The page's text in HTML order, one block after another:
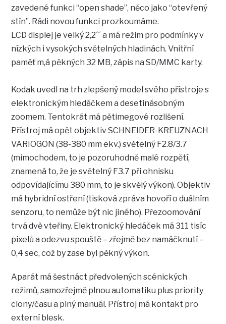
zavedené funkci “open shade”, něco jako “otevřený
stín”. Rádi novou funkci prozkoumáme.
LCD displej je velký 2,2´´ a má režim pro podmínky v
nízkých i vysokých světelných hladinách. Vnitřní
paměť m,á pěkných 32 MB, zápis na SD/MMC karty.
Kodak uvedl na trh zlepšený model svého přístroje s
elektronickým hledáčkem a desetinásobným
zoomem. Tentokrát má pětimegové rozlišení.
Přístroj má opět objektiv SCHNEIDER-KREUZNACH
VARIOGON (38-380 mm ekv.) světelný F2.8/3.7
(mimochodem, to je pozoruhodně malé rozpětí,
znamená to, že je světelný F3.7 při ohnisku
odpovídajícímu 380 mm, to je skvělý výkon). Objektiv
má hybridní ostření (tisková zpráva hovoří o duálním
senzoru, to nemůže být nic jiného). Přezoomování
trvá dvě vteřiny. Elektronický hledáček má 311 tisíc
pixelů a odezvu spouště – zřejmě bez namáčknutí –
0,4 sec, což by zase byl pěkný výkon.
Aparát má šestnáct předvolených scénických
režimů, samozřejmě plnou automatiku plus priority
clony/času a plný manuál. Přístroj má kontakt pro
externí blesk.